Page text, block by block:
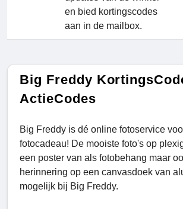
en bied kortingscodes
aan in de mailbox.
Big Freddy
ActieCodes
Big Freddy is dé online fotoservice
fotocadeau! De mooiste foto's op
een poster van als fotobehang maar
herinnering op een canvasdoek van
mogelijk bij Big Freddy.